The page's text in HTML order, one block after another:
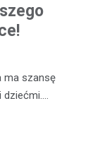
ma szansę
dziećmi.…